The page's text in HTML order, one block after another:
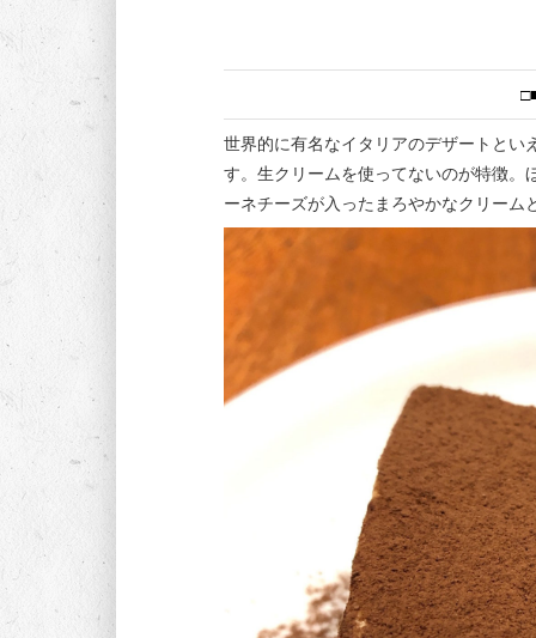
世界的に有名なイタリアのデザートとい
す。生クリームを使ってないのが特徴。
ーネチーズが入ったまろやかなクリーム